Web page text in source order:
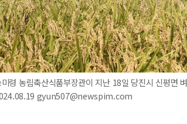
령 농림축산식품부장관이 지난 18일 당진시 신평면
gyun507@newspim.com